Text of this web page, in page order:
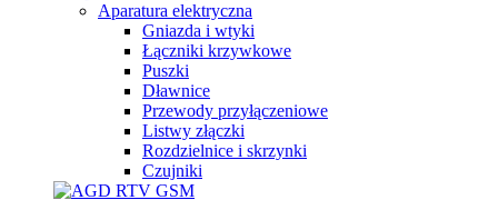
Aparatura elektryczna
Gniazda i wtyki
Łączniki krzywkowe
Puszki
Dławnice
Przewody przyłączeniowe
Listwy złączki
Rozdzielnice i skrzynki
Czujniki